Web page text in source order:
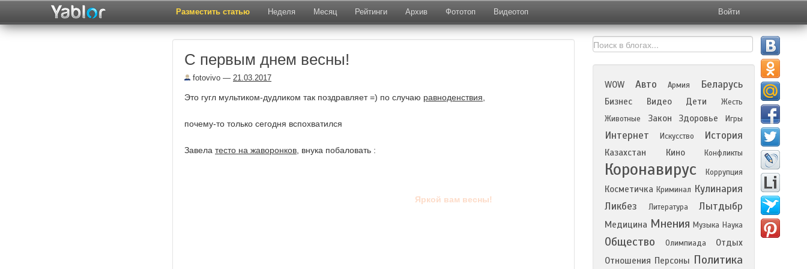
Разместить статью Неделя Месяц Рейтинги Архив Фототоп Видеотоп Войти
С первым днем весны!
fotovivo — 21.03.2017
Это гугл мультиком-дудликом так поздравляет =) по случаю равноденствия
почему-то только сегодня вспохватился
Завела тесто на жаворонков , внука побаловать :
Яркой вам весны!
WOW Авто Армия Беларусь
Бизнес Видео Дети
Жесть
Животные
Закон Здоровье Игры
Интернет Искусство История
Казахстан Кино Конфликты
Коронавирус Коррупция
Косметичка Криминал Кулинария
Ликбез
Литература Лытдыбр
Медицина Мнения Музыка Наука
Общество Олимпиада
Отдых
Отношения Персоны Политика